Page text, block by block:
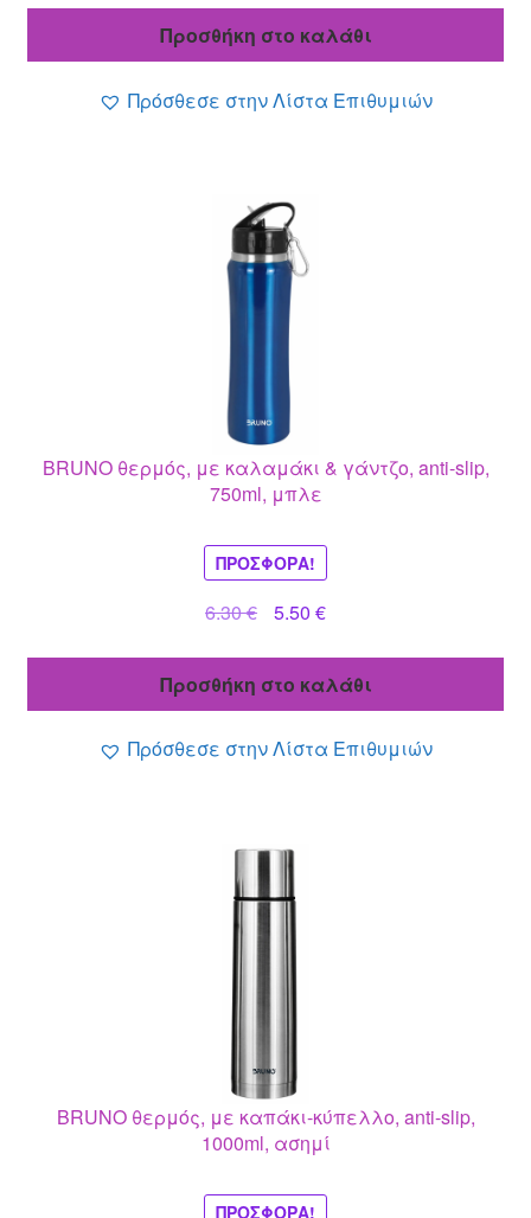
6.30 €. είναι:
Προσθήκη στο καλάθι
Πρόσθεσε στην Λίστα Επιθυμιών
BRUNO θερμός, με καλαμάκι & γάντζο, anti-slip,
750ml, μπλε
ΠΡΟΣΦΟΡΆ!
6.30€
Original
6.30 €.
5.50 €Η
είναι:
Προσθήκη στο καλάθι
Πρόσθεσε στην Λίστα Επιθυμιών
BRUNO θερμός, με καπάκι-κύπελλο, anti-slip,
1000ml, ασημί
ΠΡΟΣΦΟΡΆ!